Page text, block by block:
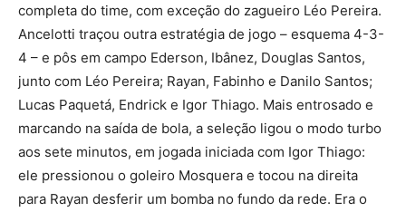
completa do time, com exceção do zagueiro Léo Pereira.
Ancelotti traçou outra estratégia de jogo – esquema 4-3-
4 – e pôs em campo Ederson, Ibânez, Douglas Santos,
junto com Léo Pereira; Rayan, Fabinho e Danilo Santos;
Lucas Paquetá, Endrick e Igor Thiago. Mais entrosado e
marcando na saída de bola, a seleção ligou o modo turbo
aos sete minutos, em jogada iniciada com Igor Thiago:
ele pressionou o goleiro Mosquera e tocou na direita
para Rayan desferir um bomba no fundo da rede. Era o